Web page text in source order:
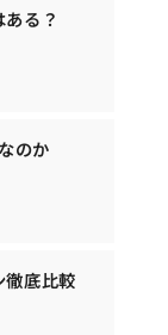
る？
のか
底比較